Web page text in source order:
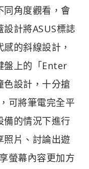
同角度觀看，會
計將ASUS標誌
的斜線設計，
盤上的「Enter
設計，十分搶
可將筆電完全平
備的情況下進行
照片、討論出遊
螢幕內容更加方